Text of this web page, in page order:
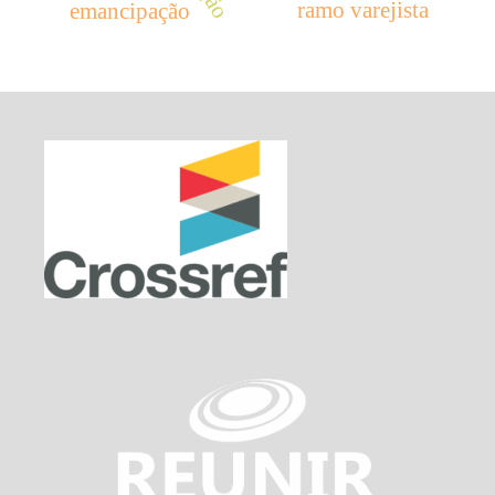
ramo varejista
emancipação